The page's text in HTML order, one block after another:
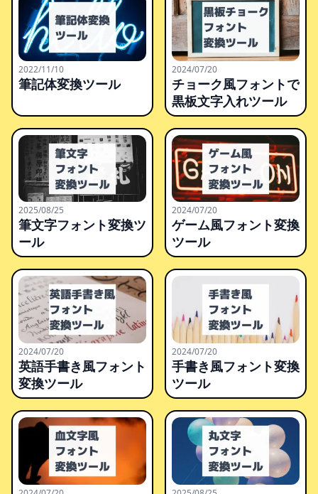
2022/11/10
筆記体変換ツール
2024/07/20
チョーク風フォントで
黒板文字入れツール
2025/08/25
筆文字フォント変換ツ
ール
2024/07/20
ゲーム風フォント変換
ツール
2024/07/20
英語手書き風フォント
変換ツール
2024/07/20
手書き風フォント変換
ツール